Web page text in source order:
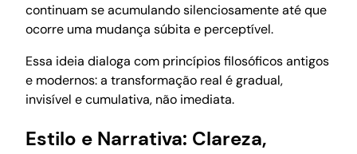
continuam se acumulando silenciosamente até que
ocorre uma mudança súbita e perceptível.
Essa ideia dialoga com princípios filosóficos antigos
e modernos: a transformação real é gradual,
invisível e cumulativa, não imediata.
Estilo e Narrativa: Clareza,